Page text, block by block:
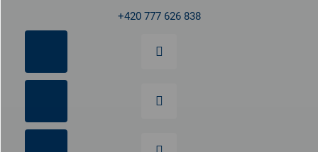
+420 777 626 838